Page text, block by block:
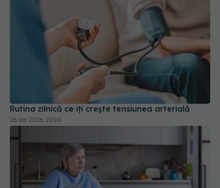
Rutina zilnică ce îți crește tensiunea arterială